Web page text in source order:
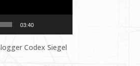
03:40